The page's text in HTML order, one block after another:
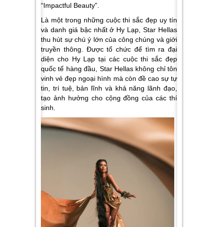
“Impactful Beauty”.
Là một trong những cuộc thi sắc đẹp uy tín
và danh giá bậc nhất ở Hy Lạp, Star Hellas
thu hút sự chú ý lớn của công chúng và giới
truyền thông. Được tổ chức để tìm ra đại
diện cho Hy Lạp tại các cuộc thi sắc đẹp
quốc tế hàng đầu, Star Hellas không chỉ tôn
vinh vẻ đẹp ngoại hình mà còn đề cao sự tự
tin, trí tuệ, bản lĩnh và khả năng lãnh đạo,
tạo ảnh hưởng cho cộng đồng của các thí
sinh.